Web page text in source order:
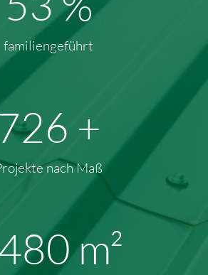
familiengeführt
+
nach Maß
m²